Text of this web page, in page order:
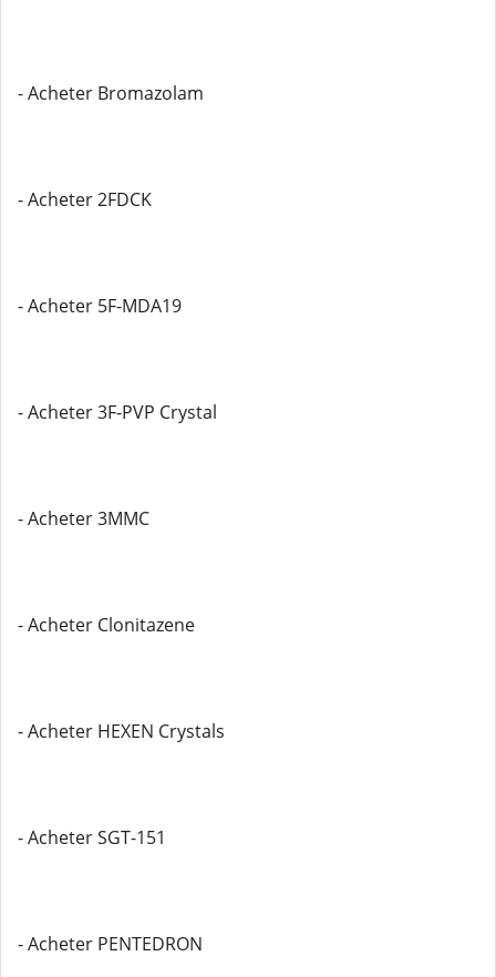
- Acheter Bromazolam
- Acheter 2FDCK
- Acheter 5F-MDA19
- Acheter 3F-PVP Crystal
- Acheter 3MMC
- Acheter Clonitazene
- Acheter HEXEN Crystals
- Acheter SGT-151
- Acheter PENTEDRON